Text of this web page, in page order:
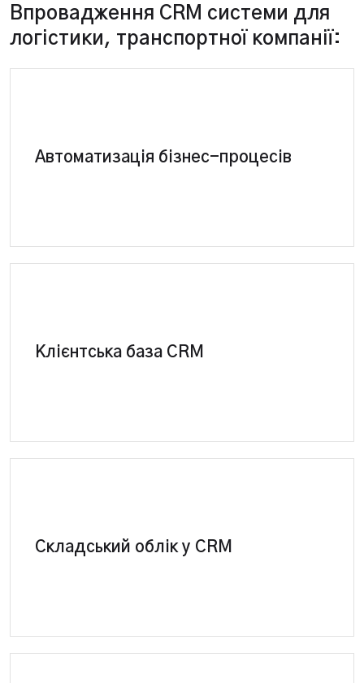
Впровадження CRM системи для
логістики, транспортної компанії:
Автоматизація бізнес-процесів
CRM система сама виконує рутинні завдання та
складні операції
Клієнтська база CRM
Повне керування базою контактів, партнерів,
постачальників, співробітників у єдиній програмі.
Складський облік у CRM
ведення складського та управлінського обліку.
Оприбуткування, бронювання, списання